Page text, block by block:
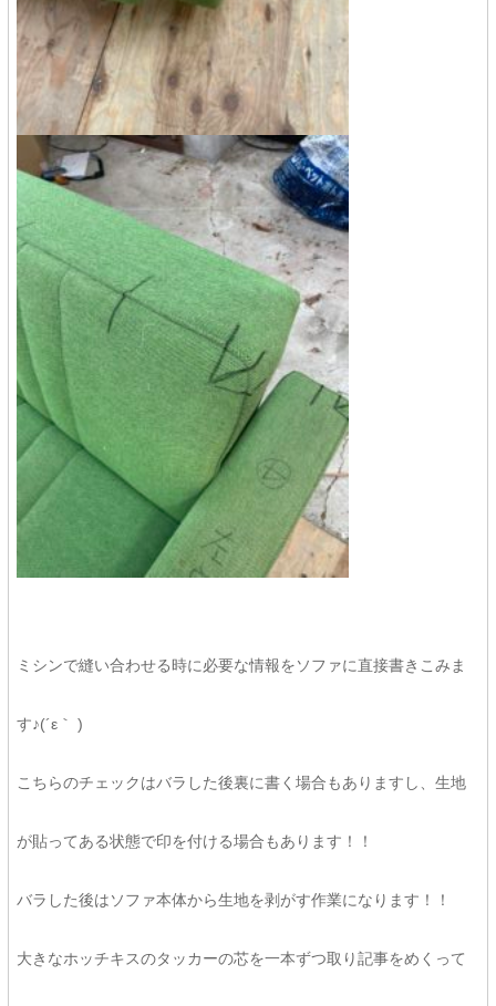
ミシンで縫い合わせる時に必要な情報をソファに直接書きこみま
す♪(´ε｀ )
こちらのチェックはバラした後裏に書く場合もありますし、生地
が貼ってある状態で印を付ける場合もあります！！
バラした後はソファ本体から生地を剥がす作業になります！！
大きなホッチキスのタッカーの芯を一本ずつ取り記事をめくって